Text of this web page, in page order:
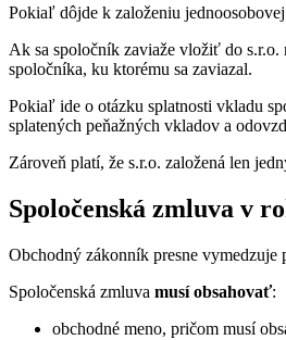
Pokiaľ dôjde k založeniu
Ak sa spoločník zaviaže vložiť do s.r.o.
spoločníka, ku ktorému sa zaviazal.
Pokiaľ ide o otázku splatnosti vkladu
splatených peňažných vkladov a
Zároveň platí, že s.r.o. založená len
Spoločenská zmluva v
Obchodný zákonník presne vymedzuje
Spoločenská zmluva musí obsahovať:
obchodné meno, pričom musí